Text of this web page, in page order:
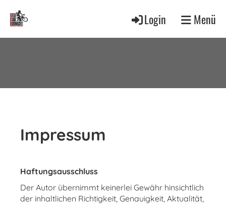
Login Menü
Impressum
Haftungsausschluss
Der Autor übernimmt keinerlei Gewähr hinsichtlich
der inhaltlichen Richtigkeit, Genauigkeit, Aktualität,